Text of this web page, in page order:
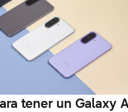
tener un Galaxy